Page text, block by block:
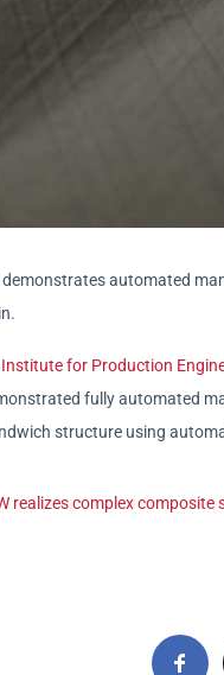
demonstrates automated
Institute for Production
fully automated
structure using
realizes complex